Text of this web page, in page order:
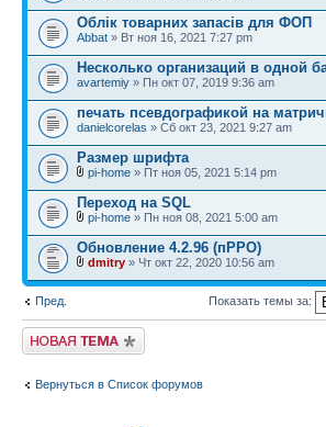
Облік товарних запасів для ФОП
Abbat » Вт ноя 16, 2021 7:27 pm
Несколько организаций в одной
avartemiy » Пн окт 07, 2019 9:36 am
печать псевдографикой на
danielcorelas » Сб окт 23, 2021 9:27 am
Размер шрифта
pi-home » Пт ноя 05, 2021 5:14 pm
Переход на SQL
pi-home » Пн ноя 08, 2021 5:00 am
Обновление 4.2.96 (пРРО)
dmitry » Чт окт 22, 2020 10:56 am
Пред. Показать темы за:
Новая тема
Вернуться в Список форумов